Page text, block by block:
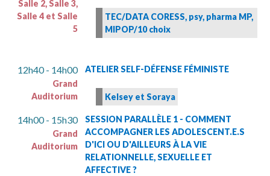
Salle 2, Salle 3,
Salle 4 et Salle
5
TEC/DATA CORESS, psy, pharma MP,
MIPOP/10 choix
12h40 - 14h00
Grand
Auditorium
ATELIER SELF-DÉFENSE FÉMINISTE
Kelsey et Soraya
14h00 - 15h30
Grand
Auditorium
SESSION PARALLÈLE 1 - COMMENT
ACCOMPAGNER LES ADOLESCENT.E.S
D'ICI OU D'AILLEURS À LA VIE
RELATIONNELLE, SEXUELLE ET
AFFECTIVE ?